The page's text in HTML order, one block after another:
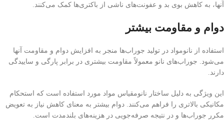
آنها، به کاهش بوی بد و عفونت‌های ناشی از باکتری‌ها کمک می‌کنند.
دوام و مقاومت بیشتر
استفاده از نانومواد در تولید جوراب‌ها منجر به افزایش دوام و مقاومت آنها
می‌شود. جوراب‌های نانو معمولاً مقاومت بیشتری در برابر پارگی و ساییدگی
دارند.
این ویژگی به دلیل ساختار نانومقیاس مواد مورد استفاده است که استحکام
مکانیکی بالاتری را فراهم می‌کنند. دوام بیشتر به معنای کاهش نیاز به تعویض
مکرر جوراب‌ها و در نتیجه صرفه‌جویی در هزینه‌های بلندمدت است.